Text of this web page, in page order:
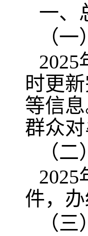
一、
（
时更
等信
群众
（
件，办
（